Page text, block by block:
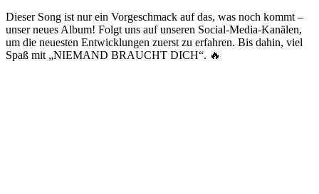
Dieser Song ist nur ein Vorgeschmack auf das, was noch kommt –
unser neues Album! Folgt uns auf unseren Social-Media-Kanälen,
um die neuesten Entwicklungen zuerst zu erfahren. Bis dahin, viel
Spaß mit „NIEMAND BRAUCHT DICH“. 🔥